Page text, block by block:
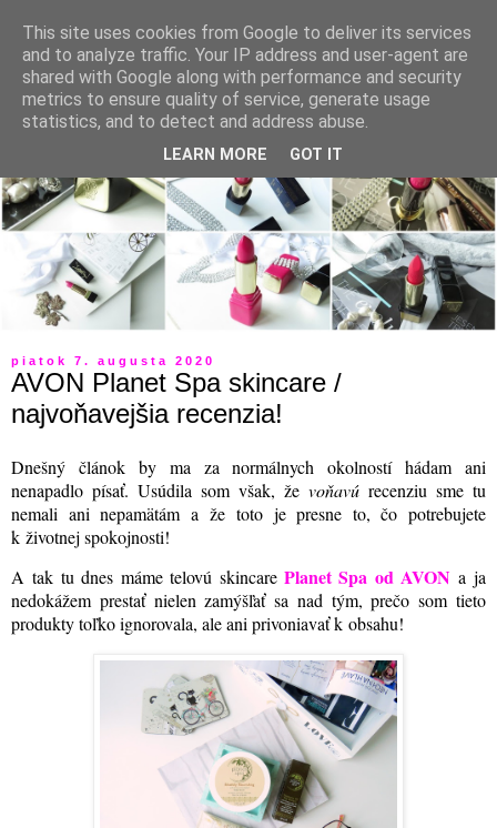
piatok 7. augusta 2020
AVON Planet Spa skincare /
najvoňavejšia recenzia!
Dnešný článok by ma za normálnych okolností hádam ani
nenapadlo písať. Usúdila som však, že voňavú recenziu sme tu
nemali ani nepamätám a že toto je presne to, čo potrebujete
k životnej spokojnosti!
A tak tu dnes máme telovú skincare Planet Spa od AVON a ja
nedokážem prestať nielen zamýšľať sa nad tým, prečo som tieto
produkty toľko ignorovala, ale ani privoniavať k obsahu!
This site uses cookies from Google to deliver its services
and to analyze traffic. Your IP address and user-agent are
shared with Google along with performance and security
metrics to ensure quality of service, generate usage
statistics, and to detect and address abuse.
LEARN MORE GOT IT